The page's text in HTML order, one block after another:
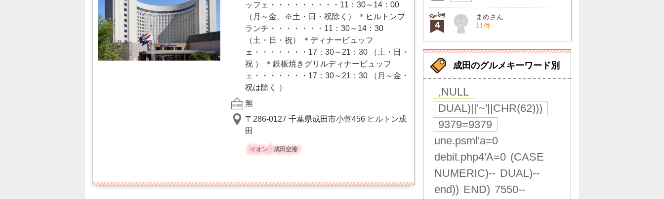
ッフェ・・・・・・・・・11：30～14：00
（月～金、※土・日・祝除く） ＊ヒルトンブ
ランチ・・・・・・・11：30～14：30
（土・日・祝） ＊ディナービュッフ
ェ・・・・・・・17：30～21：30 （土・日・
祝 ） ＊鉄板焼きグリルディナービュッフ
ェ・・・・・・・17：30～21：30 （月～金・
祝は除く ）
無
〒286-0127 千葉県成田市小菅456 ヒルトン成
田
イオン・成田空港
まめさん
11件
成田のグルメキーワード別
,NULL
DUAL)||'~'||CHR(62)))
9379=9379
une.psml'a=0
debit.php4'A=0 (CASE
NUMERIC)-- DUAL)--
end)) END) 7550--